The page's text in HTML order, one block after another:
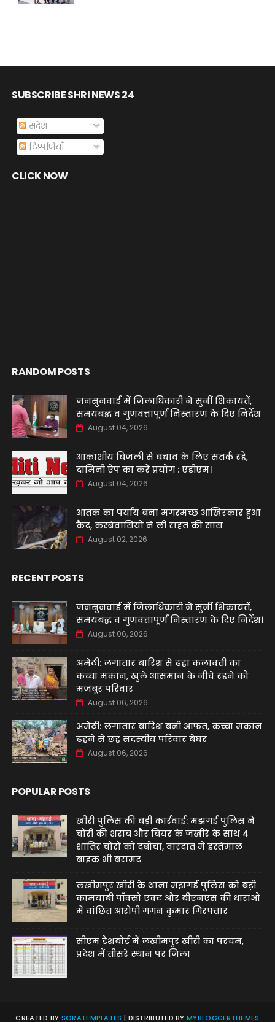
SUBSCRIBE SHRI NEWS 24
संदेश
टिप्पणियाँ
CLICK NOW
RANDOM POSTS
जनसुनवाई में जिलाधिकारी ने सुनीं शिकायतें,
समयबद्ध व गुणवत्तापूर्ण निस्तारण के दिए निर्देश
August 04, 2026
आकाशीय बिजली से बचाव के लिए सतर्क रहें,
दामिनी ऐप का करें प्रयोग : एडीएम।
August 04, 2026
आतंक का पर्याय बना मगरमच्छ आखिरकार हुआ
कैद, कस्बेवासियों ने ली राहत की सांस
August 02, 2026
RECENT POSTS
जनसुनवाई में जिलाधिकारी ने सुनीं शिकायतें,
समयबद्ध व गुणवत्तापूर्ण निस्तारण के दिए निर्देश।
August 06, 2026
अमेठी: लगातार बारिश से ढहा कलावती का
कच्चा मकान, खुले आसमान के नीचे रहने को
मजबूर परिवार
August 06, 2026
अमेठी: लगातार बारिश बनी आफत, कच्चा मकान
ढहने से छह सदस्यीय परिवार बेघर
August 06, 2026
POPULAR POSTS
खीरी पुलिस की बड़ी कार्रवाई: मझगई पुलिस ने
चोरी की शराब और बियर के जखीरे के साथ 4
शातिर चोरों को दबोचा, वारदात में इस्तेमाल
बाइक भी बरामद
लखीमपुर खीरी के थाना मझगई पुलिस को बड़ी
कामयाबी पॉक्सो एक्ट और बीएनएस की धाराओं
में वांछित आरोपी गगन कुमार गिरफ्तार
सीएम डैशबोर्ड में लखीमपुर खीरी का परचम,
प्रदेश में तीसरे स्थान पर जिला
CREATED BY SORATEMPLATES | DISTRIBUTED BYMYBLOGGERTHEMES